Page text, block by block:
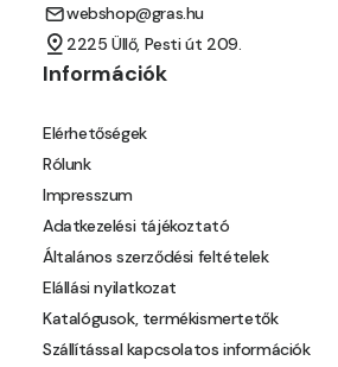
webshop@gras.hu
2225 Üllő, Pesti út 209.
Információk
Elérhetőségek
Rólunk
Impresszum
Adatkezelési tájékoztató
Általános szerződési feltételek
Elállási nyilatkozat
Katalógusok, termékismertetők
Szállítással kapcsolatos információk